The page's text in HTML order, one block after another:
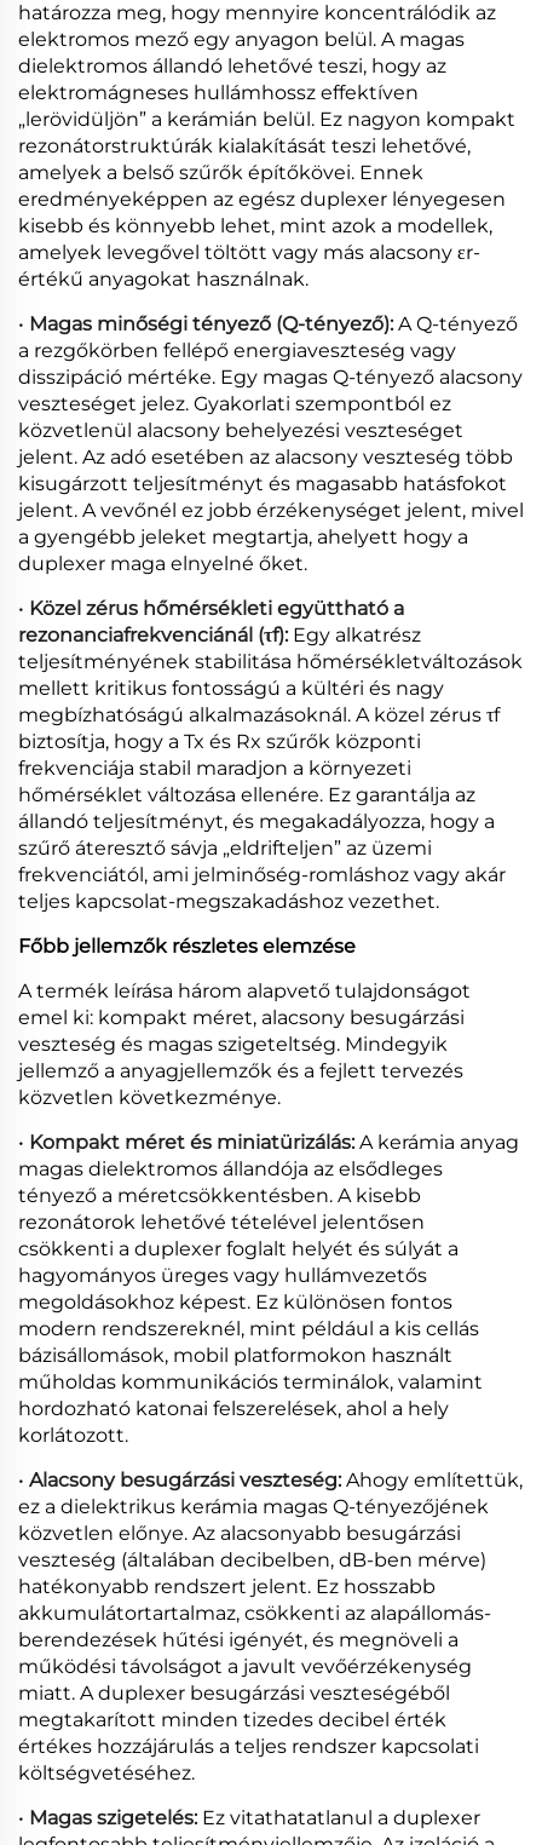
határozza meg, hogy mennyire koncentrálódik az
elektromos mező egy anyagon belül. A magas
dielektromos állandó lehetővé teszi, hogy az
elektromágneses hullámhossz effektíven
„lerövidüljön” a kerámián belül. Ez nagyon kompakt
rezonátorstruktúrák kialakítását teszi lehetővé,
amelyek a belső szűrők építőkövei. Ennek
eredményeképpen az egész duplexer lényegesen
kisebb és könnyebb lehet, mint azok a modellek,
amelyek levegővel töltött vagy más alacsony εr-
értékű anyagokat használnak.
• Magas minőségi tényező (Q-tényező):A Q-tényező
a rezgőkörben fellépő energiaveszteség vagy
disszipáció mértéke. Egy magas Q-tényező alacsony
veszteséget jelez. Gyakorlati szempontból ez
közvetlenül alacsony behelyezési veszteséget
jelent. Az adó esetében az alacsony veszteség több
kisugárzott teljesítményt és magasabb hatásfokot
jelent. A vevőnél ez jobb érzékenységet jelent, mivel
a gyengébb jeleket megtartja, ahelyett hogy a
duplexer maga elnyelné őket.
• Közel zérus hőmérsékleti együttható a
rezonanciafrekvenciánál (τf): Egy alkatrész
teljesítményének stabilitása hőmérsékletváltozások
mellett kritikus fontosságú a kültéri és nagy
megbízhatóságú alkalmazásoknál. A közel zérus τf
biztosítja, hogy a Tx és Rx szűrők központi
frekvenciája stabil maradjon a környezeti
hőmérséklet változása ellenére. Ez garantálja az
állandó teljesítményt, és megakadályozza, hogy a
szűrő áteresztő sávja „eldrifteljen” az üzemi
frekvenciától, ami jelminőség-romláshoz vagy akár
teljes kapcsolat-megszakadáshoz vezethet.
Főbb jellemzők részletes elemzése
A termék leírása három alapvető tulajdonságot
emel ki: kompakt méret, alacsony besugárzási
veszteség és magas szigeteltség. Mindegyik
jellemző a anyagjellemzők és a fejlett tervezés
közvetlen következménye.
• Kompakt méret és miniatürizálás:A kerámia anyag
magas dielektromos állandója az elsődleges
tényező a méretcsökkentésben. A kisebb
rezonátorok lehetővé tételével jelentősen
csökkenti a duplexer foglalt helyét és súlyát a
hagyományos üreges vagy hullámvezetős
megoldásokhoz képest. Ez különösen fontos
modern rendszereknél, mint például a kis cellás
bázisállomások, mobil platformokon használt
műholdas kommunikációs terminálok, valamint
hordozható katonai felszerelések, ahol a hely
korlátozott.
• Alacsony besugárzási veszteség:Ahogy említettük,
ez a dielektrikus kerámia magas Q-tényezőjének
közvetlen előnye. Az alacsonyabb besugárzási
veszteség (általában decibelben, dB-ben mérve)
hatékonyabb rendszert jelent. Ez hosszabb
akkumulátortartalmaz, csökkenti az alapállomás-
berendezések hűtési igényét, és megnöveli a
működési távolságot a javult vevőérzékenység
miatt. A duplexer besugárzási veszteségéből
megtakarított minden tizedes decibel érték
értékes hozzájárulás a teljes rendszer kapcsolati
költségvetéséhez.
• Magas szigetelés: Ez vitathatatlanul a duplexer